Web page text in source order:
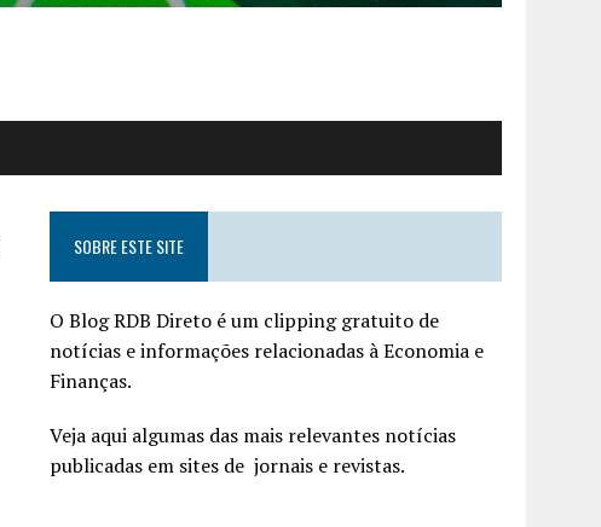
SOBRE ESTE SITE
O Blog RDB Direto é um clipping gratuito de
notícias e informações relacionadas à Economia e
Finanças.
Veja aqui algumas das mais relevantes notícias
publicadas em sites de jornais e revistas.